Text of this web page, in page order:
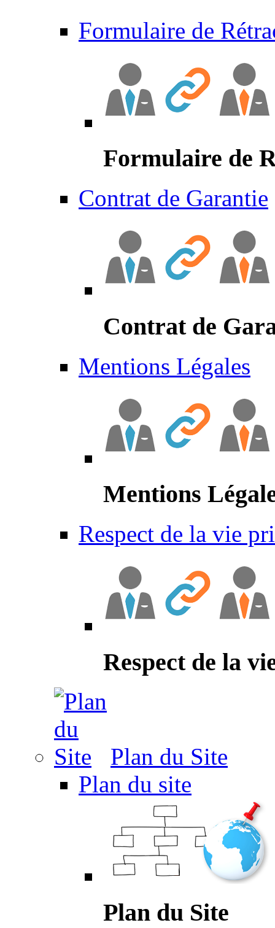
Formulaire de
Formulaire de
Contrat de Garantie
Contrat de
Mentions Légales
Mentions
Respect de la vie
Respect de la
Plan du Site
Plan du site
Plan du Site